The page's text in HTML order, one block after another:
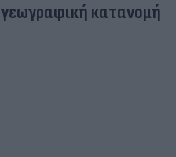
γεωγραφική κατανομή